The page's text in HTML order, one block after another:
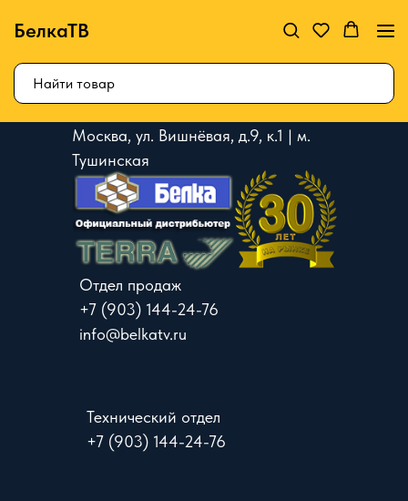
БелкаТВ
Москва, ул. Вишнёвая, д.9, к.1 | м.
Тушинская
Отдел продаж
+7 (903) 144-24-76
info@belkatv.ru
Технический отдел
+7 (903) 144-24-76